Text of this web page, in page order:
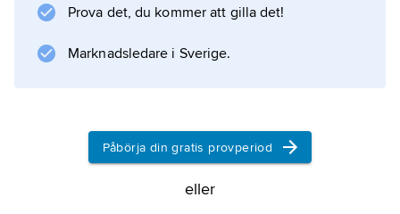
Litteraturanvisning
Prova det, du kommer att gilla det!
Marknadsledare i Sverige.
Påbörja din gratis provperiod
eller